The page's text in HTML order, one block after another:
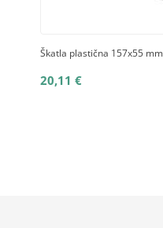
Škatla plastična 157x55
20,11 €